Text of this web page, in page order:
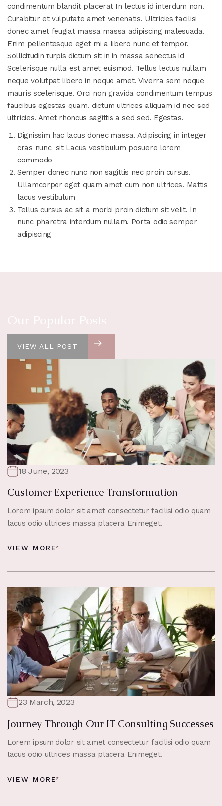
condimentum blandit placerat In lectus id interdum non.
Curabitur et vulputate amet venenatis. Ultricies facilisi
donec amet feugiat massa massa adipiscing malesuada.
Enim pellentesque eget mi a libero nunc et tempor.
Sollicitudin turpis dictum sit in in massa senectus id
Scelerisque nulla est amet euismod. Tellus lectus nullam
neque volutpat libero in neque amet. Viverra sem neque
mauris scelerisque. Orci non gravida condimentum tempus
faucibus egestas quam. dictum ultrices aliquam id nec sed
ultricies. Amet rhoncus sagittis a sed sed. Egestas.
Dignissim hac lacus donec massa. Adipiscing in integer
cras nunc sit Lacus vestibulum posuere lorem
commodo
Semper donec nunc non sagittis nec proin cursus.
Ullamcorper eget quam amet cum non ultrices. Mattis
lacus vestibulum
Tellus cursus ac sit a morbi proin dictum sit velit. In
nunc pharetra interdum nullam. Porta odio semper
adipiscing
VIEW ALL POST
VIEW ALL POST
18 June, 2023
Customer Experience Transformation
Lorem ipsum dolor sit amet consectetur facilisi odio quam
lacus odio ultrices massa placera Enimeget.
VIEW MORE
23 March, 2023
Journey Through Our IT Consulting Successes
Lorem ipsum dolor sit amet consectetur facilisi odio quam
lacus odio ultrices massa placera Enimeget.
VIEW MORE